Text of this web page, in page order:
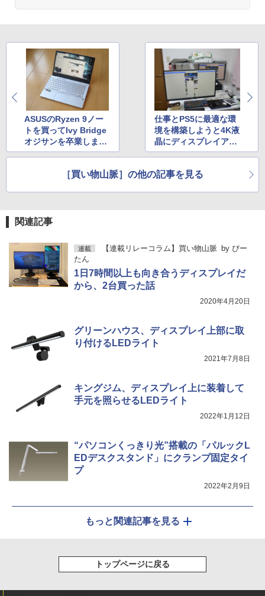
【2026年アップグレード版】AOKIMI ワイヤ
レスイヤホン bluetooth イヤホン V12 小型
軽量 ブルートゥースHi-Fi 最大36時間再生 ぶ
るーとゅーす コードレス ENCノイズキャン
セリング 自動ペアリング Type-C充電 マイク
付き 防水 タッチ式音量調整 スポーツ/通勤/通
学/WEB会議(ホワイト)
￥1,964
レスイヤホン Bluetooth 5.4 ノイズキャンセ
On My Road (Stadium ver.)
￥250
On My Road (Stadium ver.)
by Amazon 炭酸水 ラベルレス 500ml ×24本
￥1,625
by Amazon 天然水ラベルレス 2L×9本
【Amazon.co.jp限定】 伊藤園 磨かれて、澄
] [ 水 ] [ ペットボトル ] [ 箱買い ] [ ストック
HUNTER×HUNTER モノクロ版 39 (ジャンプ
コミックスDIGITAL)
スーパーの裏でヤニ吸うふたり 9巻 (デジタル
版ビッグガンガンコミックス)
￥810
ASUSのRyzen 9ノー
トを買ってIvy Bridge
オジサンを卒業しまし
た
仕事とPS5に最適な環
境を構築しようと4K液
晶にディスプレイアー
ム導入したら想定以上
［買い物山脈］の他の記事を見る
関連記事
連載 【連載リレーコラム】買い物山脈 by ぴー
たん
1日7時間以上も向き合うディスプレイだ
から、2台買った話
2020年4月20日
グリーンハウス、ディスプレイ上部に取
り付けるLEDライト
2021年7月8日
キングジム、ディスプレイ上に装着して
手元を照らせるLEDライト
2022年1月12日
“パソコンくっきり光”搭載の「パルックL
EDデスクスタンド」にクランプ固定タイ
プ
2022年2月9日
もっと関連記事を見る
トップページに戻る